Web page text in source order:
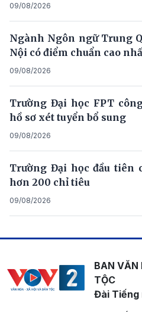
09/08/2026
Ngành Ngôn ngữ Trung
Nội có điểm chuẩn cao
09/08/2026
Trường Đại học FPT
hồ sơ xét tuyển bổ sung
09/08/2026
Trường Đại học đầu tiên
hơn 200 chỉ tiêu
09/08/2026
BAN VĂN
TỘC
Đài Tiếng